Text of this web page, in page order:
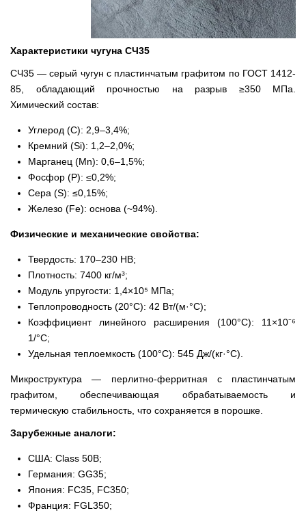
Характеристики чугуна СЧ35
СЧ35 — серый чугун с пластинчатым графитом по ГОСТ 1412-
85, обладающий прочностью на разрыв ≥350 МПа.
Химический состав:
Углерод (C): 2,9–3,4%;
Кремний (Si): 1,2–2,0%;
Марганец (Mn): 0,6–1,5%;
Фосфор (P): ≤0,2%;
Сера (S): ≤0,15%;
Железо (Fe): основа (~94%).
Физические и механические свойства:
Твердость: 170–230 HB;
Плотность: 7400 кг/м³;
Модуль упругости: 1,4×10⁵ МПа;
Теплопроводность (20°C): 42 Вт/(м·°С);
Коэффициент линейного расширения (100°C): 11×10⁻⁶
1/°C;
Удельная теплоемкость (100°C): 545 Дж/(кг·°С).
Микроструктура — перлитно-ферритная с пластинчатым
графитом, обеспечивающая обрабатываемость и
термическую стабильность, что сохраняется в порошке.
Зарубежные аналоги:
США: Class 50B;
Германия: GG35;
Япония: FC35, FC350;
Франция: FGL350;